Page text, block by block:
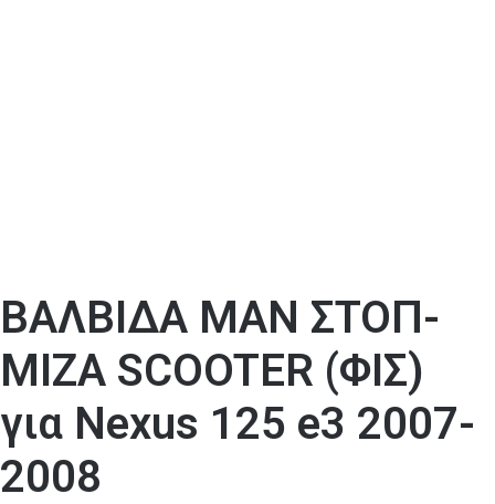
ΒΑΛΒΙΔΑ ΜΑΝ ΣΤΟΠ-
ΜΙΖΑ SCOOTER (ΦΙΣ)
για Nexus 125 e3 2007-
2008